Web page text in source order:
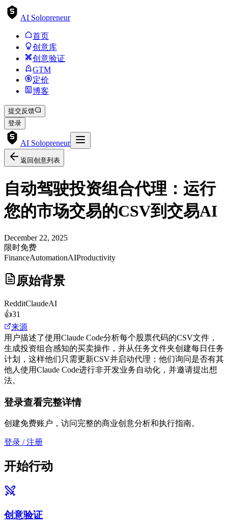
AI Solopreneur
首页
创意库
创意验证
GTM
定价
博客
提交反馈
登录
AI Solopreneur
返回创意列表
自动驾驶投资组合代理：运行
您的市场交易的CSV到交易AI
December 22, 2025
限时免费
FinanceAutomationAIProductivity
原始背景
RedditClaudeAI
👍31
来源
用户描述了使用Claude Code分析每个股票代码的CSV文件，
生成投资组合感知的买卖操作，并从任务文件夹创建每日任务
计划，这样他们只需更新CSV并启动代理；他们询问是否有其
他人使用Claude Code进行非开发业务自动化，并邀请提出想
法。
登录查看完整详情
创建免费账户，访问完整的商业创意分析和执行指南。
登录 / 注册
开始行动
创意验证